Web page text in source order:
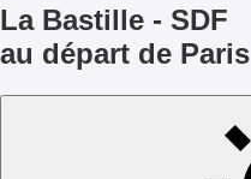
La Bastille - SDF
au départ de Paris